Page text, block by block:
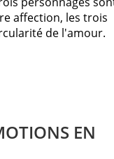
affection, les trois
de l'amour.
EN